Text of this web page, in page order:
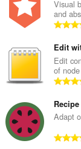
Visual
and
Edit
Edit
of
Adapt